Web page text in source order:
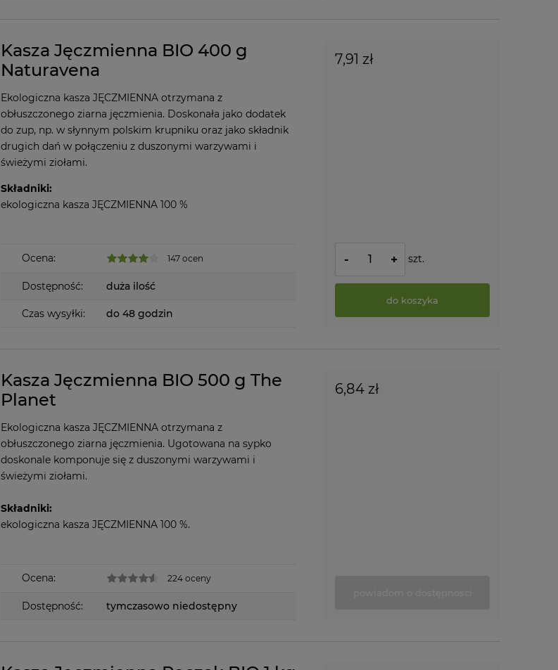
Kasza Jęczmienna BIO 400 g
Naturavena
Ekologiczna kasza JĘCZMIENNA otrzymana z
obłuszczonego ziarna jęczmienia. Doskonała jako dodatek
do zup, np. w słynnym polskim krupniku oraz jako składnik
drugich dań w połączeniu z duszonymi warzywami i
świeżymi ziołami.
Składniki:
ekologiczna kasza JĘCZMIENNA 100 %
Ocena: 147 ocen
Dostępność: duża ilość
Czas wysyłki: do 48 godzin
7,91 zł
- + szt.
do koszyka
Kasza Jęczmienna BIO 500 g The
Planet
Ekologiczna kasza JĘCZMIENNA otrzymana z
obłuszczonego ziarna jęczmienia. Ugotowana na sypko
doskonale komponuje się z duszonymi warzywami i
świeżymi ziołami.
Składniki:
ekologiczna kasza JĘCZMIENNA 100 %.
Ocena: 224 oceny
Dostępność: tymczasowo niedostępny
6,84 zł